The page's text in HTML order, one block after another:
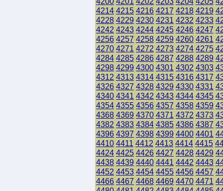
4214 4215 4216 4217 4218 4219
4228 4229 4230 4231 4232 4233
4242 4243 4244 4245 4246 4247
4256 4257 4258 4259 4260 4261
4270 4271 4272 4273 4274 4275
4284 4285 4286 4287 4288 4289
4298 4299 4300 4301 4302 4303
4312 4313 4314 4315 4316 4317
4326 4327 4328 4329 4330 4331
4340 4341 4342 4343 4344 4345
4354 4355 4356 4357 4358 4359
4368 4369 4370 4371 4372 4373
4382 4383 4384 4385 4386 4387
4396 4397 4398 4399 4400 4401
4410 4411 4412 4413 4414 4415
4424 4425 4426 4427 4428 4429
4438 4439 4440 4441 4442 4443
4452 4453 4454 4455 4456 4457
4466 4467 4468 4469 4470 4471